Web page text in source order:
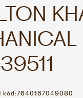
kód:7640167049080